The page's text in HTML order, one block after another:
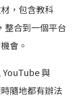
，包含教科
整合到一個平台
會。
YouTube 與
隨地都有辦法